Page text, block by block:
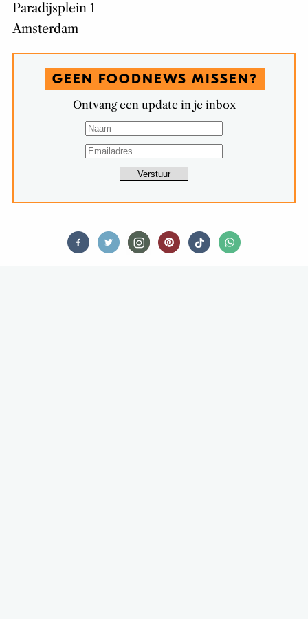
Paradijsplein 1
Amsterdam
GEEN FOODNEWS MISSEN?
Ontvang een update in je inbox